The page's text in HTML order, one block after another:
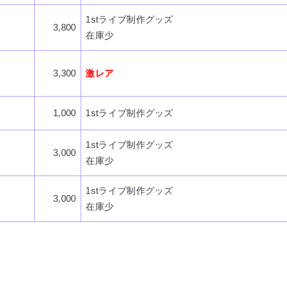
3,800
1stライブ制作グッズ
在庫少
3,300 激レア
1,000 1stライブ制作グッズ
3,000
1stライブ制作グッズ
在庫少
3,000
1stライブ制作グッズ
在庫少